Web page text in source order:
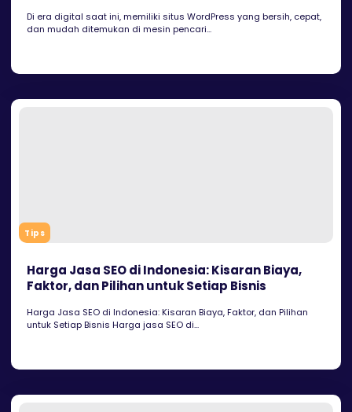
Di era digital saat ini, memiliki situs WordPress yang bersih, cepat,
dan mudah ditemukan di mesin pencari...
Tips
Harga Jasa SEO di Indonesia: Kisaran Biaya,
Faktor, dan Pilihan untuk Setiap Bisnis
Harga Jasa SEO di Indonesia: Kisaran Biaya, Faktor, dan Pilihan
untuk Setiap Bisnis Harga jasa SEO di...